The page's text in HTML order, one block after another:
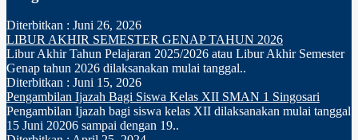
Diterbitkan : Juni 26, 2026
LIBUR AKHIR SEMESTER GENAP TAHUN 2026
Libur Akhir Tahun Pelajaran 2025/2026 atau Libur Akhir Semester
Genap tahun 2026 dilaksanakan mulai tanggal..
Diterbitkan : Juni 15, 2026
Pengambilan Ijazah Bagi Siswa Kelas XII SMAN 1 Singosari
Pengambilan Ijazah bagi siswa kelas XII dilaksanakan mulai tanggal
15 Juni 20206 sampai dengan 19..